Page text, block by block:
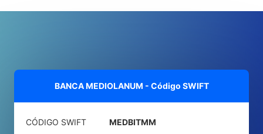
BANCA MEDIOLANUM - Código SWIFT
CÓDIGO SWIFT MEDBITMM